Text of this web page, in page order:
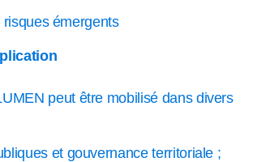
risques émergents
peut être mobilisé dans divers
et gouvernance territoriale ;